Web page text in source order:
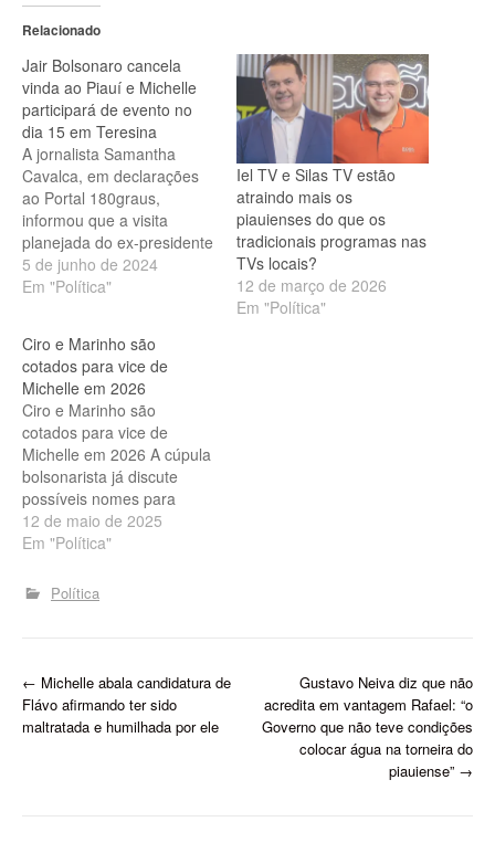
Relacionado
Jair Bolsonaro cancela
vinda ao Piauí e Michelle
participará de evento no
dia 15 em Teresina
A jornalista Samantha
Cavalca, em declarações
ao Portal 180graus,
informou que a visita
planejada do ex-presidente
Jair Bolsonaro ao Piauí,
originalmente prevista para
data será agendada
posteriormente. Segundo a
jornalista, devido à doença
do ex-presidente que
resultou em…
5 de junho de 2024
Em "Política"
Iel TV e Silas TV estão
atraindo mais os
piauienses do que os
tradicionais programas nas
TVs locais?
12 de março de 2026
Em "Política"
Ciro e Marinho são
cotados para vice de
Michelle em 2026
Ciro e Marinho são
cotados para vice de
Michelle em 2026 A cúpula
bolsonarista já discute
possíveis nomes para
compor uma chapa
presidencial em 2026,
Michelle Bolsonaro (PL)
os senadores Ciro
Nogueira (PP-PI)…
12 de maio de 2025
Em "Política"
Política
P
o
← Michelle abala candidatura de
Flávo afirmando ter sido
maltratada e humilhada por ele
Gustavo Neiva diz que não
acredita em vantagem Rafael: “o
Governo que não teve condições
colocar água na torneira do
piauiense” →